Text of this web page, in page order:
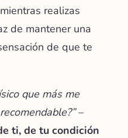
realizas
de mantener una
de que te
que más me
–
ti, de tu condición